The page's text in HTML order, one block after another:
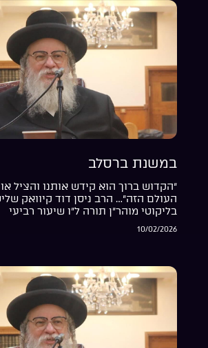
במשנת ברסלב
“הקדוש ברוך הוא קידש אותנו והציל
העולם הזה”… הרב ניסן דוד קיוואק
בליקוטי מוהר”ן תורה ל”ו שיעור רביעי
10/02/2026